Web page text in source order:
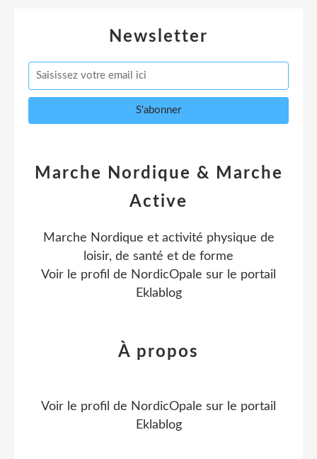
Newsletter
Marche Nordique & Marche
Active
Marche Nordique et activité physique de
loisir, de santé et de forme
Voir le profil de NordicOpale sur le portail
Eklablog
À propos
Voir le profil de NordicOpale sur le portail
Eklablog